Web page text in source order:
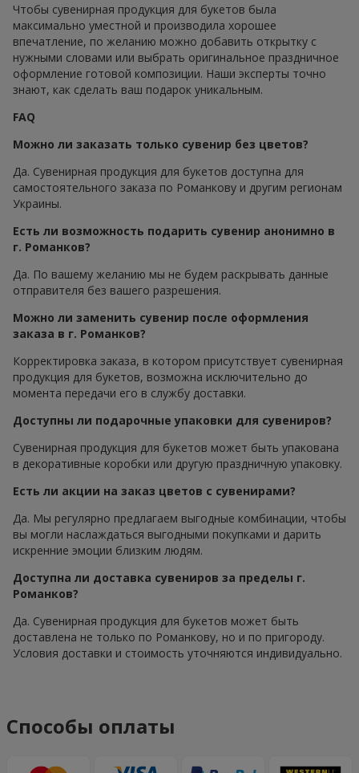
Чтобы сувенирная продукция для букетов была
максимально уместной и производила хорошее
впечатление, по желанию можно добавить открытку с
нужными словами или выбрать оригинальное праздничное
оформление готовой композиции. Наши эксперты точно
знают, как сделать ваш подарок уникальным.
FAQ
Можно ли заказать только сувенир без цветов?
Да. Сувенирная продукция для букетов доступна для
самостоятельного заказа по Романкову и другим регионам
Украины.
Есть ли возможность подарить сувенир анонимно в
г. Романков?
Да. По вашему желанию мы не будем раскрывать данные
отправителя без вашего разрешения.
Можно ли заменить сувенир после оформления
заказа в г. Романков?
Корректировка заказа, в котором присутствует сувенирная
продукция для букетов, возможна исключительно до
момента передачи его в службу доставки.
Доступны ли подарочные упаковки для сувениров?
Сувенирная продукция для букетов может быть упакована
в декоративные коробки или другую праздничную упаковку.
Есть ли акции на заказ цветов с сувенирами?
Да. Мы регулярно предлагаем выгодные комбинации, чтобы
вы могли наслаждаться выгодными покупками и дарить
искренние эмоции близким людям.
Доступна ли доставка сувениров за пределы г.
Романков?
Да. Сувенирная продукция для букетов может быть
доставлена не только по Романкову, но и по пригороду.
Условия доставки и стоимость уточняются индивидуально.
Способы оплаты